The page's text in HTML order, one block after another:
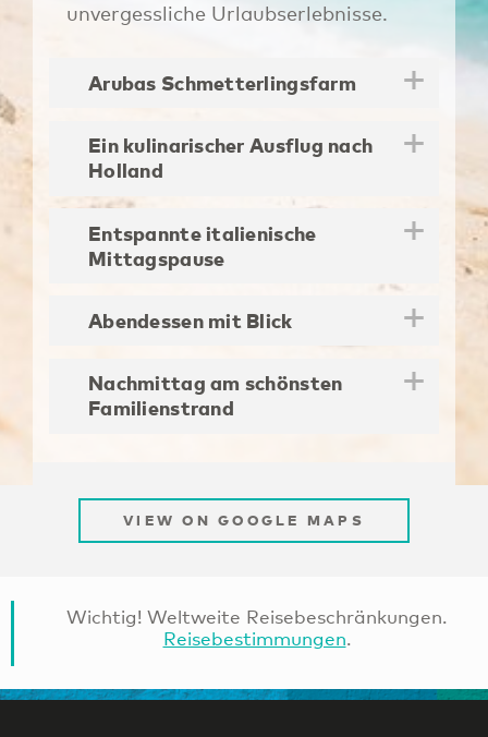
unvergessliche Urlaubserlebnisse.
Arubas Schmetterlingsfarm
Ein kulinarischer Ausflug nach
Holland
Entspannte italienische
Mittagspause
Abendessen mit Blick
Nachmittag am schönsten
Familienstrand
VIEW ON GOOGLE MAPS
Wichtig! Weltweite Reisebeschränkungen.
Reisebestimmungen.